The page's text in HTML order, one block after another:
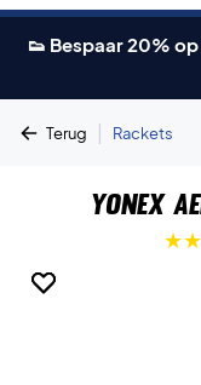
👟 Bespaar 20%
Terug | Rackets
Yonex